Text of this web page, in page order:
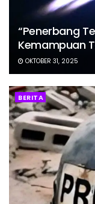
“Penerbang
Kemampuan
OKTOBER 31, 2025
BERITA